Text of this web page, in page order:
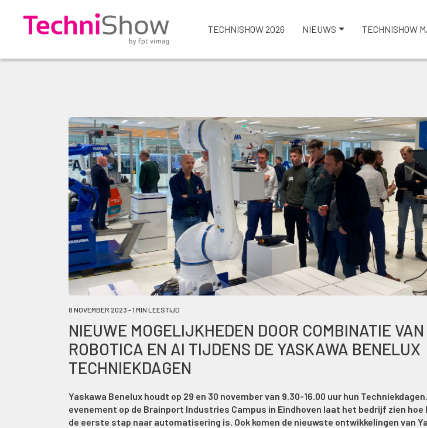
TECHNISHOW 2026 NIEUWS TECHNISHOW
8 NOVEMBER 2023 - 1 MIN LEESTIJD
NIEUWE MOGELIJKHEDEN DOOR COMBINATIE VAN
ROBOTICA EN AI TIJDENS DE YASKAWA BENELUX
TECHNIEKDAGEN
Yaskawa Benelux houdt op 29 en 30 november van 9.30-16.00 uur hun
evenement op de Brainport Industries Campus in Eindhoven laat het bedrijf zien hoe
de eerste stap naar automatisering is. Ook komen de nieuwste ontwikkelingen van